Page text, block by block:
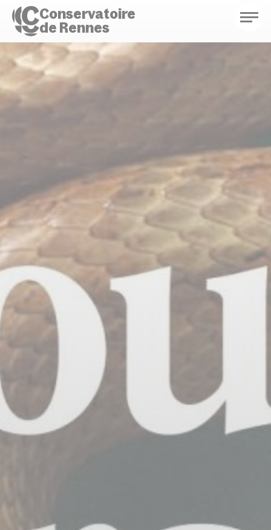
Conservatoire
de Rennes
Conservatoire de Rennes
Enseignements
Actions d'éducation
Bibliothèque musicale
Infos pratiques
CANDIDATURES
NEWSLETTER
BILLETTERIE